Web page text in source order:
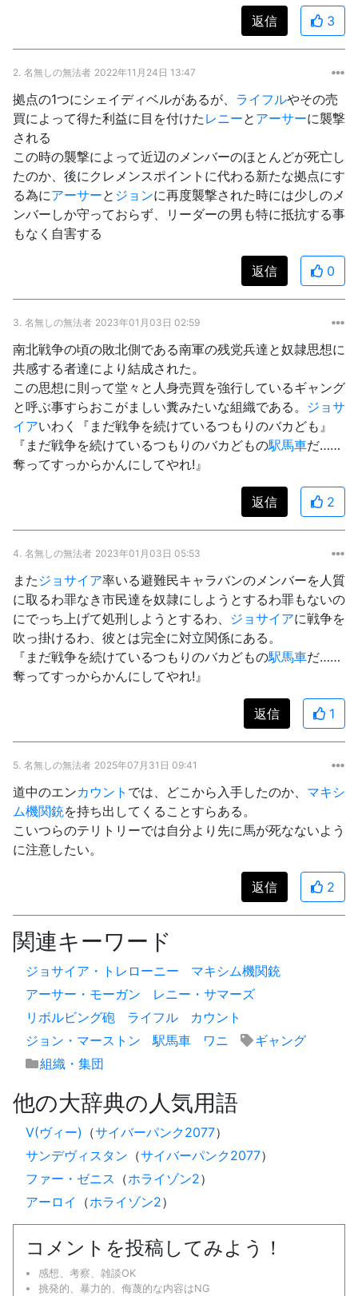
返信 3
2. 名無しの無法者 2022年11月24日 13:47
拠点の1つにシェイディベルがあるが、 ライフルやその売
買によって得た利益に目を付けた レニーと アーサーに襲撃
される
この時の襲撃によって近辺のメンバーのほとんどが死亡し
たのか、後にクレメンスポイントに代わる新たな拠点にす
る為にアーサーと ジョンに再度襲撃された時には少しのメ
ンバーしか守っておらず、リーダーの男も特に抵抗する事
もなく自害する
返信 0
3. 名無しの無法者 2023年01月03日 02:59
南北戦争の頃の敗北側である南軍の残党兵達と奴隷思想に
共感する者達により結成された。
この思想に則って堂々と人身売買を強行しているギャング
と呼ぶ事すらおこがましい糞みたいな組織である。 ジョサ
イアいわく『まだ戦争を続けているつもりのバカども』
『まだ戦争を続けているつもりのバカどもの駅馬車だ……
奪ってすっからかんにしてやれ!』
返信 2
4. 名無しの無法者 2023年01月03日 05:53
また ジョサイア率いる避難民キャラバンのメンバーを人質
に取るわ罪なき市民達を奴隷にしようとするわ罪もないの
にでっち上げて処刑しようとするわ、 ジョサイアに戦争を
吹っ掛けるわ、彼とは完全に対立関係にある。
『まだ戦争を続けているつもりのバカどもの駅馬車だ……
奪ってすっからかんにしてやれ!』
返信 1
5. 名無しの無法者 2025年07月31日 09:41
道中のエンカウント では、どこから入手したのか、 マキシ
ム機関銃を持ち出してくることすらある。
こいつらのテリトリーでは自分より先に馬が死なないよう
に注意したい。
返信 2
関連キーワード
ジョサイア・トレローニー
マキシム機関銃
アーサー・モーガン
レニー・サマーズ
リボルビング砲
ライフル
カウント
ジョン・マーストン
駅馬車 ワニ
ギャング
組織・集団
他の大辞典の人気用語
V(ヴィー) （サイバーパンク2077）
サンデヴィスタン （サイバーパンク2077）
ファー・ゼニス （ホライゾン2）
アーロイ
（ホライゾン2）
コメントを投稿してみよう！
感想、考察、雑談OK
挑発的、暴力的、侮蔑的な内容はNG